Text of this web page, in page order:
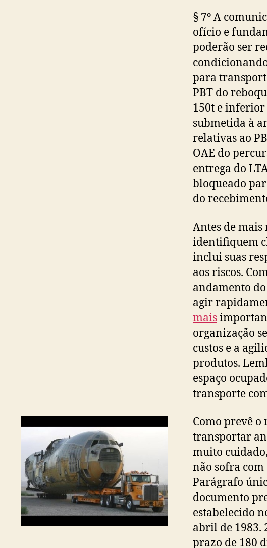
§ 7º A
ofício e
poderão ser
para
PBT do
150t e inferior
submetida à
relativas ao
OAE do
entrega do
bloqueado
do
Antes de
identifiquem
inclui suas
aos riscos.
andamento
agir
mais
organização
custos e a
produtos.
espaço
transporte
Como prevê o
transportar
muito
não sofra com
Parágrafo
documento
estabelecido
abril de 1983.
prazo de 180